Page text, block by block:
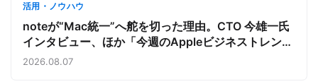
活用・ノウハウ
noteが“Mac統一”へ舵を切った理由。CTO 今雄一氏
インタビュー、ほか「今週のAppleビジネストレン
ド」
2026.08.07